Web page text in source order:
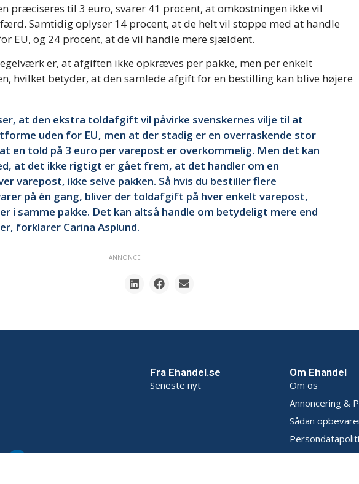
præciseres til 3 euro, svarer 41 procent, at omkostningen ikke vil
Samtidig oplyser 14 procent, at de helt vil stoppe med at handle
EU, og 24 procent, at de vil handle mere sjældent.
er, at afgiften ikke opkræves per pakke, men per enkelt
hvilket betyder, at den samlede afgift for en bestilling kan blive højere
at den ekstra toldafgift vil påvirke svenskernes vilje til at
uden for EU, men at der stadig er en overraskende stor
en told på 3 euro per varepost er overkommelig. Men det kan
at det ikke rigtigt er gået frem, at det handler om en
varepost, ikke selve pakken. Så hvis du bestiller flere
på én gang, bliver der toldafgift på hver enkelt varepost,
i samme pakke. Det kan altså handle om betydeligt mere end
forklarer Carina Asplund.
ANNONCE
Fra Ehandel.se
Seneste nyt
Om Ehandel
Om os
Annoncering &
Sådan